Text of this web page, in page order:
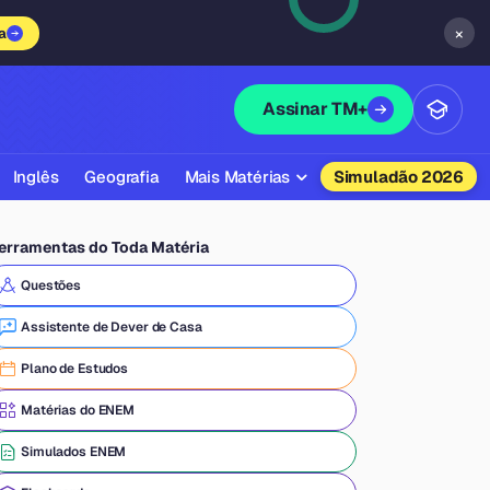
×
Assinar TM+
Inglês Geografia Mais Matérias
Química
Física
Filosofia
Literatura
Simuladão 2026
do Toda Matéria
Questões
Assistente de Dever de Casa
Plano de Estudos
Matérias do ENEM
Simulados ENEM